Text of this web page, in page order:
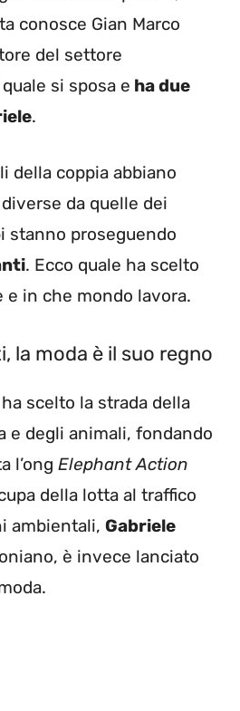
conosce Gian Marco
del settore
si sposa e ha due
.
della coppia abbiano
da quelle dei
stanno proseguendo
. Ecco quale ha scelto
e in che mondo lavora.
la moda è il suo regno
ha scelto la strada della
e degli animali, fondando
l’ong Elephant Action
della lotta al traffico
ambientali, Gabriele
è invece lanciato